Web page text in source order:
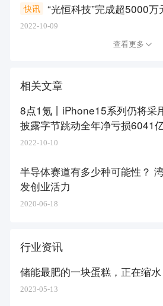
“光恒科技”完成超5000
快讯
2022-10-09
查看更多
相关文章
8点1氪丨iPhone15系列仍将采
披露字节跳动全年净亏损6041
狗头图形商标
2022-10-10
半导体赛道有多少种可能性？
发创业活力
2020-06-18
行业资讯
储能最肥的一块蛋糕，正在缩
2023-05-13